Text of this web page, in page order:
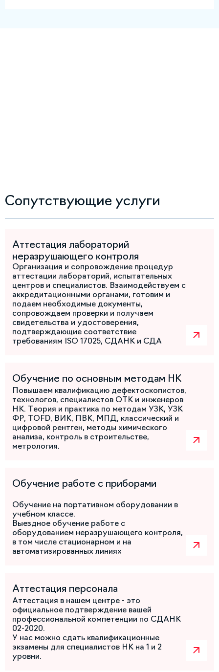
Сопутствующие услуги
Аттестация лабораторий
неразрушающего контроля
Организация и сопровождение процедур
аттестации лабораторий, испытательных
центров и специалистов. Взаимодействуем с
аккредитационными органами, готовим и
подаем необходимые документы,
сопровождаем проверки и получаем
свидетельства и удостоверения,
подтверждающие соответствие
требованиям ISO 17025, СДАНК и СДА
Обучение по основным методам НК
Повышаем квалификацию дефектоскопистов,
технологов, специалистов ОТК и инженеров
НК. Теория и практика по методам УЗК, УЗК
ФР, TOFD, ВИК, ПВК, МПД, классический и
цифровой рентген, методы химического
анализа, контроль в строительстве,
метрология.
Обучение работе с приборами
Обучение на портативном оборудовании в
учебном классе.
Выездное обучение работе с
оборудованием неразрушающего контроля,
в том числе стационарном и на
автоматизированных линиях
Аттестация персонала
Аттестация в нашем центре - это
официальное подтверждение вашей
профессиональной компетенции по СДАНК
02-2020.
У нас можно сдать квалификационные
экзамены для специалистов НК на 1 и 2
уровни.